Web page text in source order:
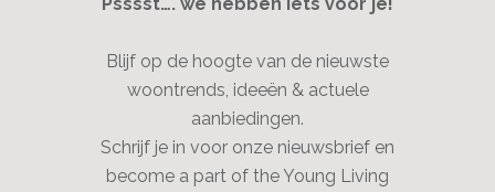
Blijf op de hoogte van de nieuwste
woontrends, ideeën & actuele
aanbiedingen.
Schrijf je in voor onze nieuwsbrief en
become a part of the Young Living